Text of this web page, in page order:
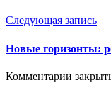
Следующая запись
Новые горизонты:
Комментарии